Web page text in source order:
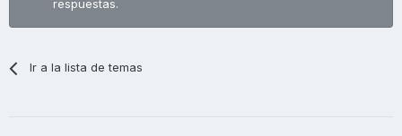
respuestas.
Ir a la lista de temas